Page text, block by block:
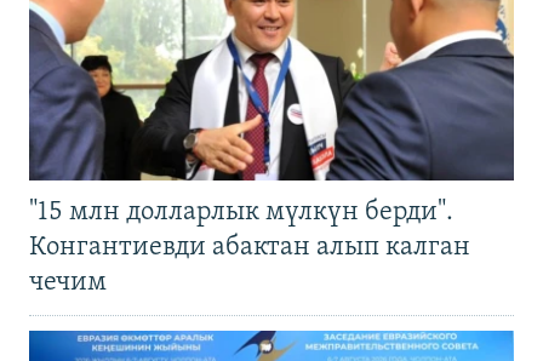
"15 млн долларлык мүлкүн берди".
Конгантиевди абактан алып калган
чечим